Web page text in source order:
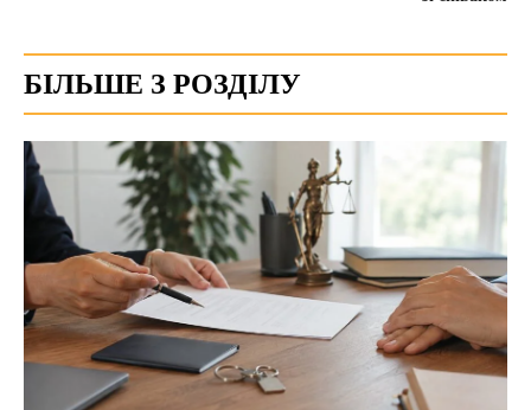
БІЛЬШЕ З РОЗДІЛУ